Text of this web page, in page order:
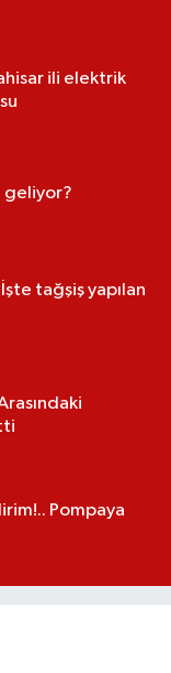
ili elektrik
geliyor?
İşte tağşiş yapılan
Pompaya